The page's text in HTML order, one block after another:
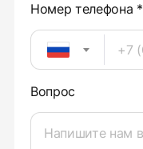
Номер телефона *
Вопрос